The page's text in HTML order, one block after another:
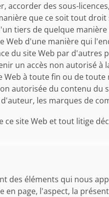
accorder des sous-
que ce soit tout
tiers de quelque manière
Web d'une manière qui
du site Web par d'autres
un accès non autorisé à
Web à toute fin ou de
autorisée du contenu du
les marques de
ce site Web et tout litige
des éléments qui nous
en page, l'aspect, la